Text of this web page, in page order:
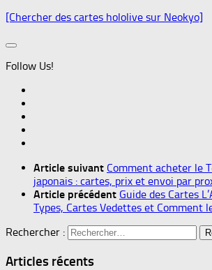
[Chercher des cartes hololive sur Neokyo]
Follow Us!
Article suivant Comment acheter le
japonais : cartes, prix et envoi par
Article précédent Guide des Cartes
Types, Cartes Vedettes et Comment
Rechercher :
Articles récents